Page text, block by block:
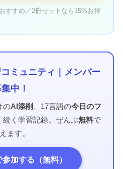
すすめ／2冊セットなら15%お得
ミュニティ｜メンバー
中！
のAI添削 、17言語の今日のフ
続く学習記録。ぜんぶ無料で
ます。
加する（無料）